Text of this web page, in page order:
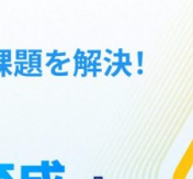
ント課題を特定。個別フィ
や営業トレーニングといっ